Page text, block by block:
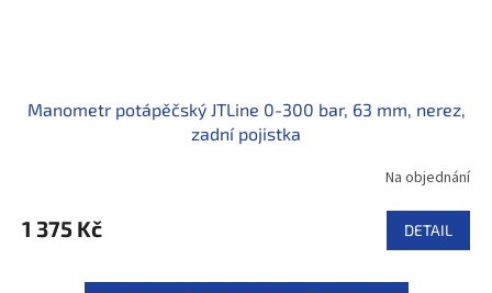
Manometr potápěčský JTLine 0-300 bar, 63 mm, nerez,
zadní pojistka
Na objednání
1 375 Kč DETAIL